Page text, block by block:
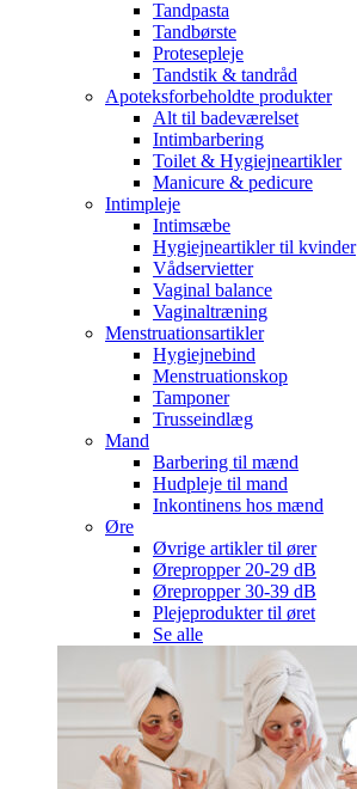
Tandpasta
Tandbørste
Protesepleje
Tandstik & tandråd
Apoteksforbeholdte produkter
Alt til badeværelset
Intimbarbering
Toilet & Hygiejneartikler
Manicure & pedicure
Intimpleje
Intimsæbe
Hygiejneartikler til kvinder
Vådservietter
Vaginal balance
Vaginaltræning
Menstruationsartikler
Hygiejnebind
Menstruationskop
Tamponer
Trusseindlæg
Mand
Barbering til mænd
Hudpleje til mand
Inkontinens hos mænd
Øre
Øvrige artikler til ører
Ørepropper 20-29 dB
Ørepropper 30-39 dB
Plejeprodukter til øret
Se alle